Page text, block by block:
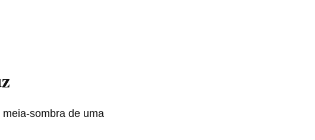
sombra de uma